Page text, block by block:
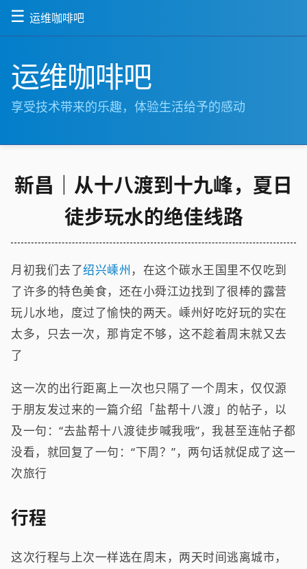
☰ 运维咖啡吧
运维咖啡吧
享受技术带来的乐趣，体验生活给予的感动
新昌｜从十八渡到十九峰，夏日
徒步玩水的绝佳线路
月初我们去了绍兴嵊州 ，在这个碳水王国里不仅吃到
了许多的特色美食，还在小舜江边找到了很棒的露营
玩儿水地，度过了愉快的两天。嵊州好吃好玩的实在
太多，只去一次，那肯定不够，这不趁着周末就又去
了
这一次的出行距离上一次也只隔了一个周末，仅仅源
于朋友发过来的一篇介绍「盐帮十八渡」的帖子，以
及一句：“去盐帮十八渡徒步喊我哦”，我甚至连帖子都
没看，就回复了一句：“下周？”，两句话就促成了这一
次旅行
行程
这次行程与上次一样选在周末，两天时间逃离城市，